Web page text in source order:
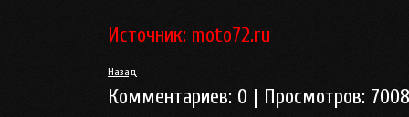
Источник: moto72.ru
Назад
Комментариев: 0 | Просмотров: 7008